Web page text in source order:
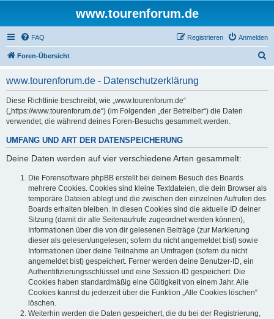
www.tourenforum.de
FAQ Anmelden
Registrieren
Foren-Übersicht
www.tourenforum.de - Datenschutzerklärung
Diese Richtlinie beschreibt, wie „www.tourenforum.de“
(„https://www.tourenforum.de“) (im Folgenden „der Betreiber“) die Daten
verwendet, die während deines Foren-Besuchs gesammelt werden.
UMFANG UND ART DER DATENSPEICHERUNG
Deine Daten werden auf vier verschiedene Arten gesammelt:
Die Forensoftware phpBB erstellt bei deinem Besuch des Boards
mehrere Cookies. Cookies sind kleine Textdateien, die dein Browser als
temporäre Dateien ablegt und die zwischen den einzelnen Aufrufen des
Boards erhalten bleiben. In diesen Cookies sind die aktuelle ID deiner
Sitzung (damit dir alle Seitenaufrufe zugeordnet werden können),
Informationen über die von dir gelesenen Beiträge (zur Markierung
dieser als gelesen/ungelesen; sofern du nicht angemeldet bist) sowie
Informationen über deine Teilnahme an Umfragen (sofern du nicht
angemeldet bist) gespeichert. Ferner werden deine Benutzer-ID, ein
Authentifizierungsschlüssel und eine Session-ID gespeichert. Die
Cookies haben standardmäßig eine Gültigkeit von einem Jahr. Alle
Cookies kannst du jederzeit über die Funktion „Alle Cookies löschen“
löschen.
Weiterhin werden die Daten gespeichert, die du bei der Registrierung,